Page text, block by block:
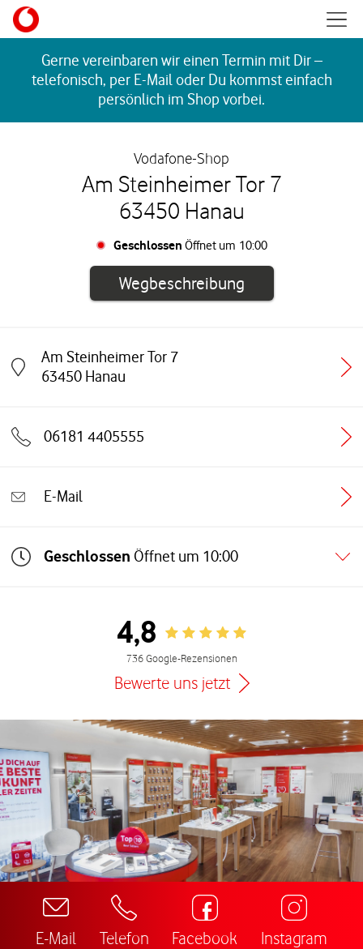
Skip to content
Gerne vereinbaren wir einen Termin mit Dir –
telefonisch, per E-Mail oder Du kommst einfach
persönlich im Shop vorbei.
Vodafone-Shop
Am Steinheimer Tor 7
63450 Hanau
Geschlossen Öffnet um 10:00
WegbeschreibungLink öffnet in
Am Steinheimer Tor 7
63450 Hanau
Link öffnet in einem neuen Tab
06181 4405555
E-Mail
Geschlossen Öffnet um 10:00
4,8 Rating 4.8
736 Google-Rezensionen
Bewerte uns jetzt
E-Mail Telefon Facebook Instagram